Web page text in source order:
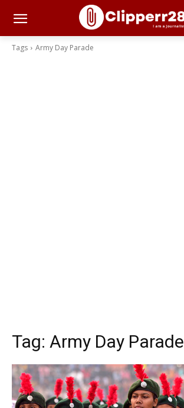
Tags Army Day Parade
Tag: Army Day Parade